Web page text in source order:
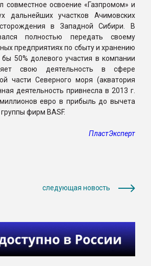
совместное освоение «Газпромом» и
дальнейших участков Ачимовских
в Западной Сибири. В
полностью передать своему
предприятиях по сбыту и хранению
50% долевого участия в компании
свою деятельность в сфере
части Северного моря (акватория
деятельность привнесла в 2013 г.
евро в прибыль до вычета
фирм BASF.
ПластЭксперт
следующая новость